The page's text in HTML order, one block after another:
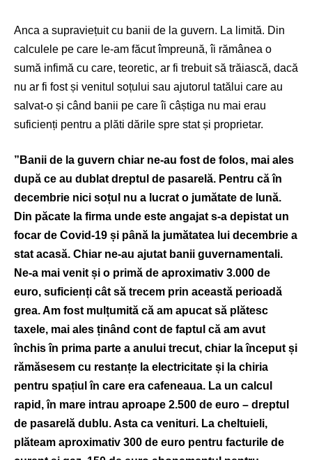
Anca a supraviețuit cu banii de la guvern. La limită. Din
calculele pe care le-am făcut împreună, îi rămânea o
sumă infimă cu care, teoretic, ar fi trebuit să trăiască, dacă
nu ar fi fost și venitul soțului sau ajutorul tatălui care au
salvat-o și când banii pe care îi câștiga nu mai erau
suficienți pentru a plăti dările spre stat și proprietar.
”Banii de la guvern chiar ne-au fost de folos, mai ales
după ce au dublat dreptul de pasarelă. Pentru că în
decembrie nici soțul nu a lucrat o jumătate de lună.
Din păcate la firma unde este angajat s-a depistat un
focar de Covid-19 și până la jumătatea lui decembrie a
stat acasă. Chiar ne-au ajutat banii guvernamentali.
Ne-a mai venit și o primă de aproximativ 3.000 de
euro, suficienți cât să trecem prin această perioadă
grea. Am fost mulțumită că am apucat să plătesc
taxele, mai ales ținând cont de faptul că am avut
închis în prima parte a anului trecut, chiar la început și
rămăsesem cu restanțe la electricitate și la chiria
pentru spațiul în care era cafeneaua. La un calcul
rapid, în mare intrau aproape 2.500 de euro – dreptul
de pasarelă dublu. Asta ca venituri. La cheltuieli,
plăteam aproximativ 300 de euro pentru facturile de